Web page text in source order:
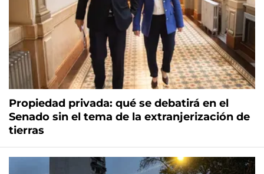
Propiedad privada: qué se debatirá en el
Senado sin el tema de la extranjerización de
tierras